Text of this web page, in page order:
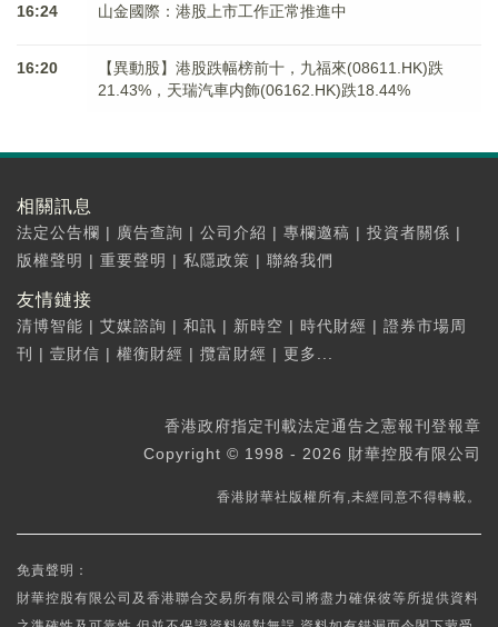
16:24 山金國際：港股上市工作正常推進中
16:20
【異動股】港股跌幅榜前十，九福來(08611.HK)跌
21.43%，天瑞汽車内飾(06162.HK)跌18.44%
相關訊息
法定公告欄 | 廣告查詢 | 公司介紹 | 專欄邀稿 | 投資者關係 |
版權聲明 | 重要聲明 | 私隱政策 | 聯絡我們
友情鏈接
清博智能 | 艾媒諮詢 | 和訊 | 新時空 | 時代財經 | 證券市場周
刊
| 壹財信 | 權衡財經 | 攬富財經 | 更多...
香港政府指定刊載法定通告之憲報刊登報章
Copyright © 1998 - 2026 財華控股有限公司
香港財華社版權所有,未經同意不得轉載。
免責聲明：
財華控股有限公司及香港聯合交易所有限公司將盡力確保彼等所提供資料